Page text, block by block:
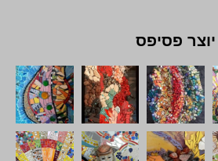
יוצר פסיפס